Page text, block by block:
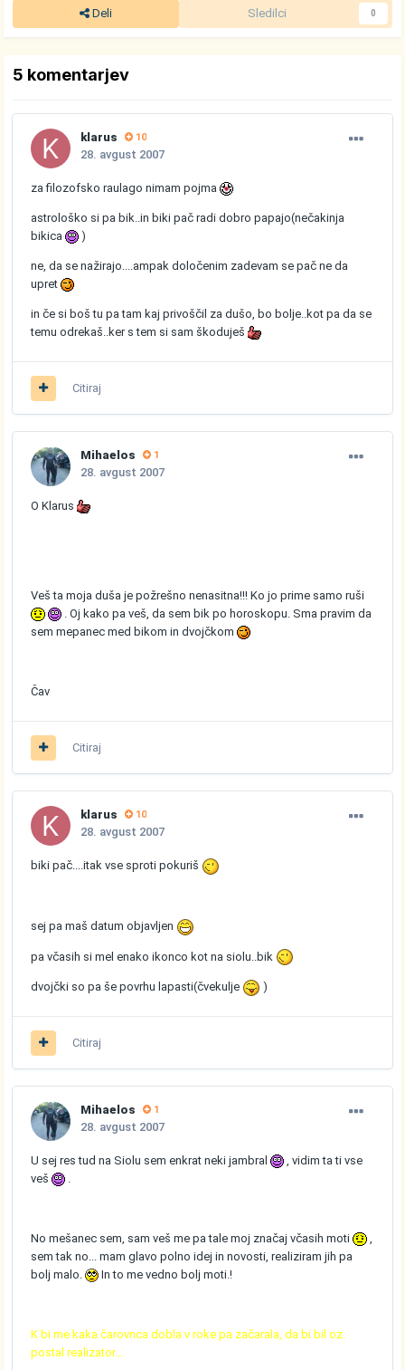
Deli Sledilci 0
5 komentarjev
klarus 10
28. avgust 2007
za filozofsko raulago nimam pojma
astrološko si pa bik..in biki pač radi dobro papajo(nečakinja
bikica
)
ne, da se nažirajo....ampak določenim zadevam se pač ne da
upret
in če si boš tu pa tam kaj privoščil za dušo, bo bolje..kot pa da se
temu odrekaš..ker s tem si sam škoduješ
Citiraj
Mihaelos 1
28. avgust 2007
O Klarus
Veš ta moja duša je požrešno nenasitna!!! Ko jo prime samo ruši
. Oj kako pa veš, da sem bik po horoskopu. Sma pravim da
sem mepanec med bikom in dvojčkom
Čav
Citiraj
klarus 10
28. avgust 2007
biki pač....itak vse sproti pokuriš
sej pa maš datum objavljen
pa včasih si mel enako ikonco kot na siolu..bik
dvojčki so pa še povrhu lapasti(čvekulje )
Citiraj
Mihaelos 1
28. avgust 2007
U sej res tud na Siolu sem enkrat neki jambral
, vidim ta ti vse
veš
.
No mešanec sem, sam veš me pa tale moj značaj včasih moti
,
sem tak no... mam glavo polno idej in novosti, realiziram jih pa
bolj malo.
In to me vedno bolj moti.!
K bi me kaka čarovnca dobla v roke pa začarala, da bi bil oz.
postal realizator...